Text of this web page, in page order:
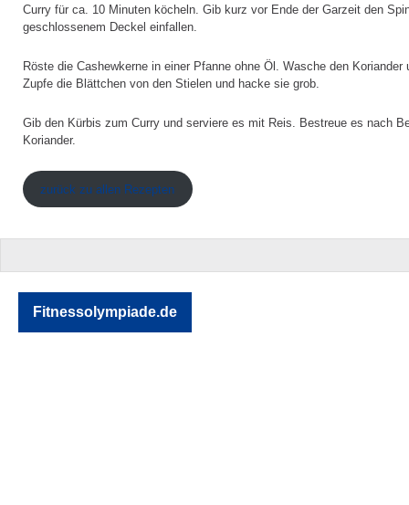
Curry für ca. 10 Minuten köcheln. Gib kurz vor Ende der Garzeit den
geschlossenem Deckel einfallen.
Röste die Cashewkerne in einer Pfanne ohne Öl. Wasche den
Zupfe die Blättchen von den Stielen und hacke sie grob.
Gib den Kürbis zum Curry und serviere es mit Reis. Bestreue es nach
Koriander.
zurück zu allen Rezepten
Fitnessolympiade.de